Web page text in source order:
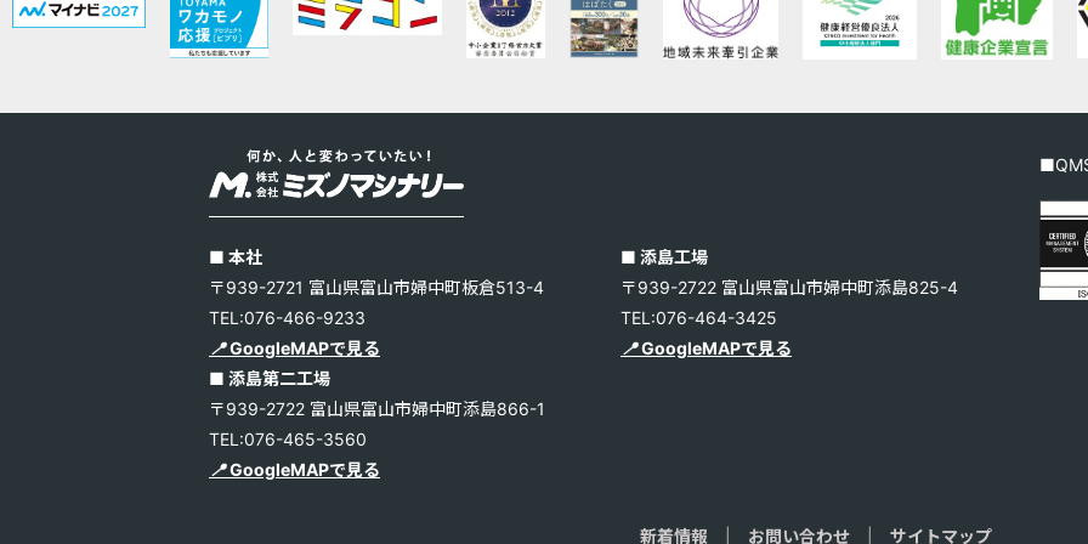
■ 本社
〒939-2721 富山県富山市婦中町板倉513-4
TEL:076-466-9233
📍GoogleMAPで見る
■ 添島工場
〒939-2722 富山県富山市婦中町添島825-4
TEL:076-464-3425
📍GoogleMAPで見る
■ 添島第二工場
〒939-2722 富山県富山市婦中町添島866-1
TEL:076-465-3560
📍GoogleMAPで見る
新着情報 お問い合わせ サイトマップ